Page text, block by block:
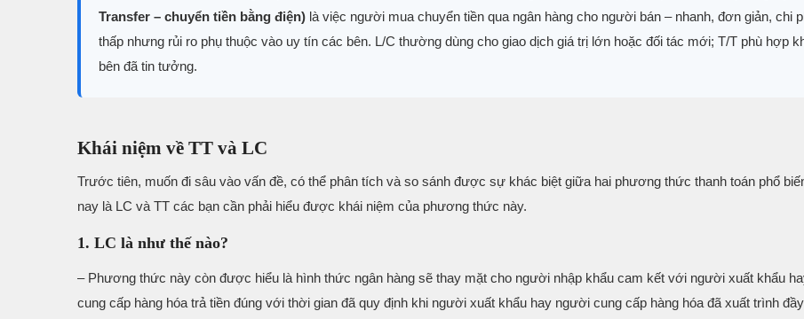
Transfer – chuyển tiền bằng điện) là việc người mua chuyển tiền qua ngân hàng cho người bán – nhanh, đơn giản, chi
thấp nhưng rủi ro phụ thuộc vào uy tín các bên. L/C thường dùng cho giao dịch giá trị lớn hoặc đối tác mới; T/T phù hợp
bên đã tin tưởng.
Khái niệm về TT và LC
Trước tiên, muốn đi sâu vào vấn đề, có thể phân tích và so sánh được sự khác biệt giữa hai phương thức thanh toán phổ
nay là LC và TT các bạn cần phải hiểu được khái niệm của phương thức này.
1. LC là như thế nào?
– Phương thức này còn được hiểu là hình thức ngân hàng sẽ thay mặt cho người nhập khẩu cam kết với người xuất khẩu
cung cấp hàng hóa trả tiền đúng với thời gian đã quy định khi người xuất khẩu hay người cung cấp hàng hóa đã xuất trình